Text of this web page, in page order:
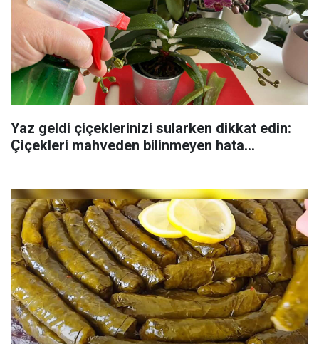
Yaz geldi çiçeklerinizi sularken dikkat edin:
Çiçekleri mahveden bilinmeyen hata...